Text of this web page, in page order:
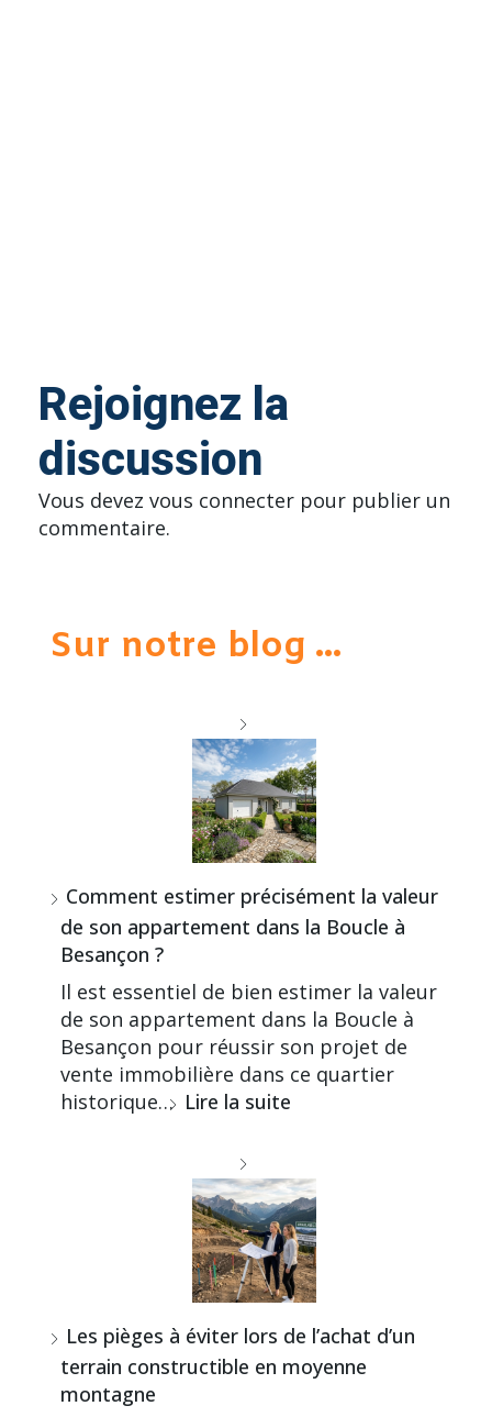
Rejoignez la
discussion
Vous devez vous connecter pour publier un
commentaire.
Sur notre blog ...
Comment estimer précisément la valeur
de son appartement dans la Boucle à
Besançon ?
Il est essentiel de bien estimer la valeur
de son appartement dans la Boucle à
Besançon pour réussir son projet de
vente immobilière dans ce quartier
historique… Lire la suite
Les pièges à éviter lors de l’achat d’un
terrain constructible en moyenne
montagne